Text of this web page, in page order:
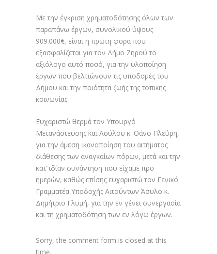
Με την έγκριση χρηματοδότησης όλων των
παραπάνω έργων, συνολικού ύψους
909.000€, είναι η πρώτη φορά που
εξασφαλίζεται για τον Δήμο Ζηρού το
αξιόλογο αυτό ποσό, για την υλοποίηση
έργων που βελτιώνουν τις υποδομές του
Δήμου και την ποιότητα ζωής της τοπικής
κοινωνίας.
Ευχαριστώ θερμά τον Υπουργό
Μετανάστευσης και Ασύλου κ. Θάνο Πλεύρη,
για την άμεση ικανοποίηση του αιτήματος
διάθεσης των αναγκαίων πόρων, μετά και την
κατ’ ιδίαν συνάντηση που είχαμε προ
ημερών, καθώς επίσης ευχαριστώ τον Γενικό
Γραμματέα Υποδοχής Αιτούντων Άσυλο κ.
Δημήτριο Γλυμή, για την εν γένει συνεργασία
και τη χρηματοδότηση των εν λόγω έργων.
Sorry, the comment form is closed at this
time.